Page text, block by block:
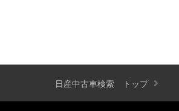
日産中古車検索 トップ